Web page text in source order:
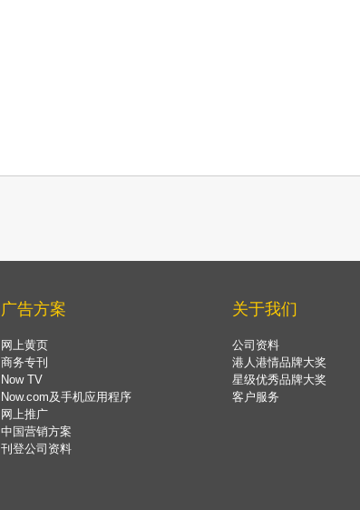
广告方案
网上黄页
商务专刊
Now TV
Now.com及手机应用程序
网上推广
中国营销方案
刊登公司资料
关于我们
公司资料
港人港情品牌大奖
星级优秀品牌大奖
客户服务